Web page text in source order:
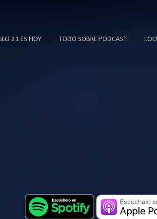
21 ES HOY TODO SOBRE PODCAST